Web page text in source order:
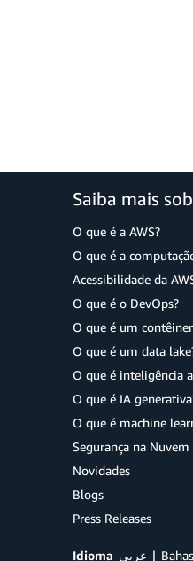
Saiba mais
O que é a AWS?
O que é a
Acessibilidade da
O que é o DevOps?
O que é um
O que é um data
O que é inteligência
O que é IA
O que é machine
Segurança na Nuvem
Novidades
Blogs
Press Releases
Idioma عربي